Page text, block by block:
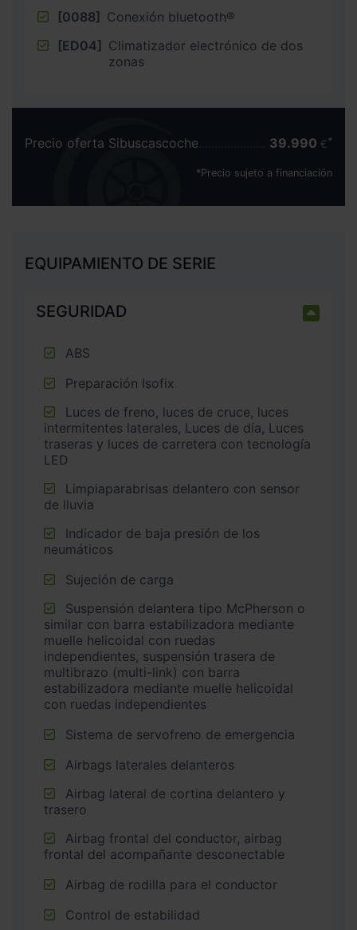
[0088] Conexión bluetooth®
[ED04] Climatizador electrónico de dos
zonas
Precio oferta Sibuscascoche 39.990 €
*Precio sujeto a financiación
EQUIPAMIENTO DE SERIE
SEGURIDAD
ABS
Preparación Isofix
intermitentes laterales, Luces de día, Luces
traseras y luces de carretera con tecnología
LED
de lluvia
neumáticos
Sujeción de carga
similar con barra estabilizadora mediante
muelle helicoidal con ruedas
independientes, suspensión trasera de
multibrazo (multi-link) con barra
estabilizadora mediante muelle helicoidal
con ruedas independientes
Sistema de servofreno de emergencia
Airbags laterales delanteros
trasero
frontal del acompañante desconectable
Airbag de rodilla para el conductor
Control de estabilidad